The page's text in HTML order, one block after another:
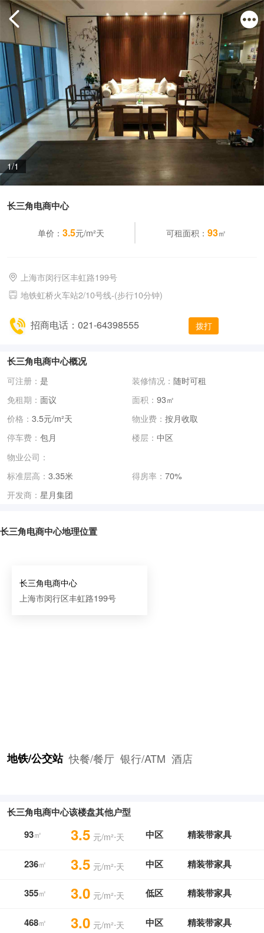
1/1
长三角电商中心
单价：3.5元/m²天 可租面积： 93㎡
上海市闵行区丰虹路199号
地铁虹桥火车站2/10号线-(步行10分钟)
招商电话：021-64398555 拨打
长三角电商中心概况
可注册： 是 装修情况： 随时可租
免租期： 面议 面积： 93㎡
价格： 3.5元/m²天 物业费： 按月收取
停车费： 包月 楼层： 中区
物业公司：
标准层高： 3.35米 得房率： 70%
开发商： 星月集团
长三角电商中心地理位置
地铁/公交站 快餐/餐厅 银行/ATM 酒店
长三角电商中心
上海市闵行区丰虹路199号
长三角电商中心该楼盘其他户型
93㎡ 3.5 元/m²⋅天 中区 精装带家具
236㎡ 3.5 元/m²⋅天 中区 精装带家具
355㎡ 3.0 元/m²⋅天 低区 精装带家具
468㎡ 3.0 元/m²⋅天 中区 精装带家具